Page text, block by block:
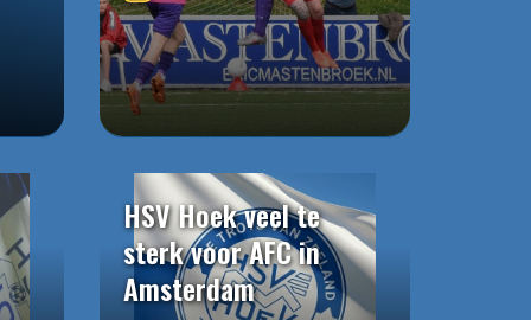
HSV Hoek veel te
sterk voor AFC in
Amsterdam